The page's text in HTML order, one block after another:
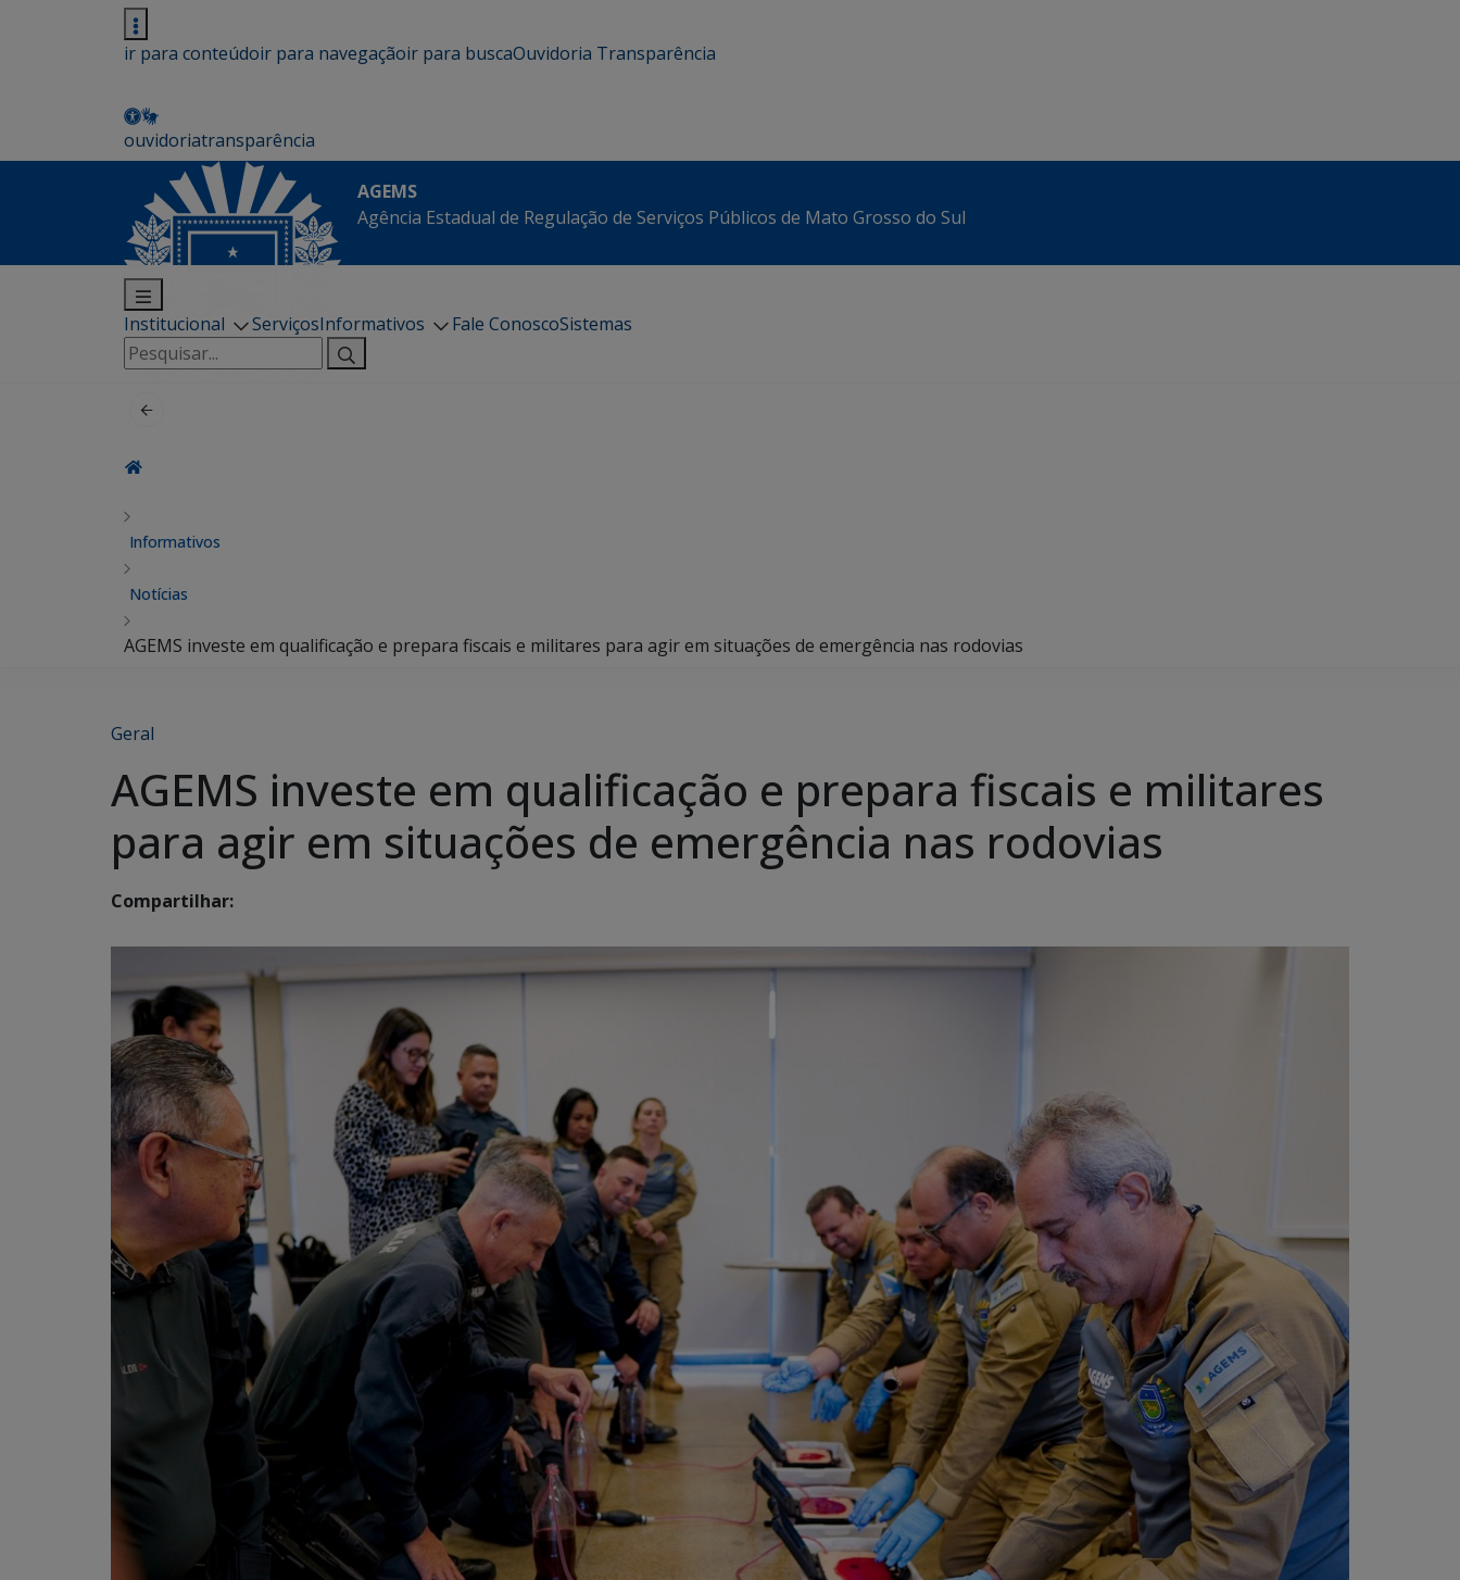
ir para conteúdoir para navegaçãoir para buscaOuvidoria Transparência
ouvidoriatransparência
AGEMS
Agência Estadual de Regulação de Serviços Públicos de Mato Grosso do Sul
Institucional ServiçosInformativos Fale ConoscoSistemas
Pesquisar
por:
Informativos
Notícias
AGEMS investe em qualificação e prepara fiscais e militares para agir em situações de emergência nas rodovias
Geral
AGEMS investe em qualificação e prepara fiscais e militares
para agir em situações de emergência nas rodovias
Compartilhar: